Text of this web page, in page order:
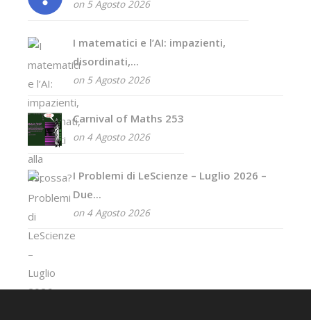
on 5 Agosto 2026
I matematici e l’AI: impazienti,
disordinati,...
on 5 Agosto 2026
Carnival of Maths 253
on 4 Agosto 2026
I Problemi di LeScienze – Luglio 2026 –
Due...
on 4 Agosto 2026